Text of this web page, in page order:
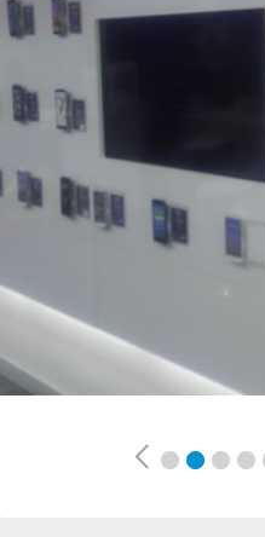
Previous